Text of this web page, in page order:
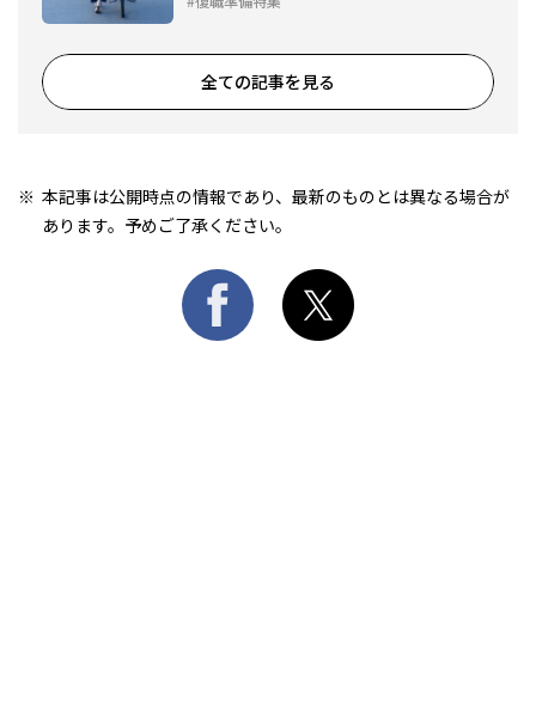
全ての記事を見る
本記事は公開時点の情報であり、最新のものとは異なる場合が
あります。予めご了承ください。